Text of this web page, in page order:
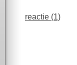
reactie (1)